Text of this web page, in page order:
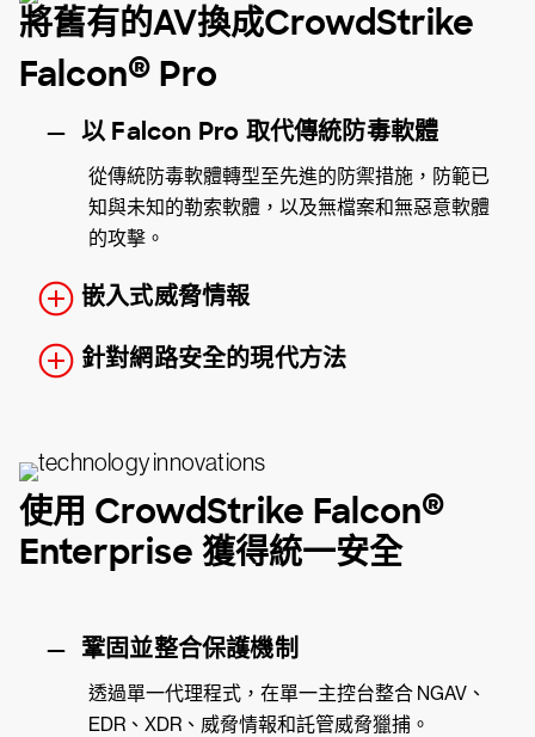
將舊有的AV換成CrowdStrike
Falcon® Pro
以 Falcon Pro 取代傳統防毒軟體
從傳統防毒軟體轉型至先進的防禦措施，防範已
知與未知的勒索軟體，以及無檔案和無惡意軟體
的攻擊。
嵌入式威脅情報
針對網路安全的現代方法
使用 CrowdStrike Falcon®
Enterprise 獲得統一安全
鞏固並整合保護機制
透過單一代理程式，在單一主控台整合 NGAV、
EDR、XDR、威脅情報和託管威脅獵捕。